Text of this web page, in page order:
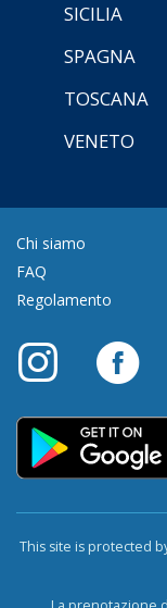
SICILIA
SPAGNA
TOSCANA
VENETO
Chi siamo
FAQ
Regolamento
This site is protected